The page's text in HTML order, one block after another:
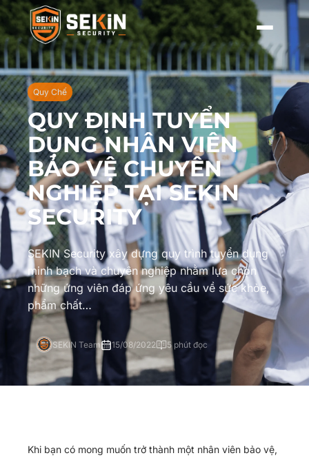
Quy Chế
QUY ĐỊNH TUYỂN
DỤNG NHÂN VIÊN
BẢO VỆ CHUYÊN
NGHIỆP TẠI SEKIN
SECURITY
SEKIN Security xây dựng quy trình tuyển dụng
minh bạch và chuyên nghiệp nhằm lựa chọn
những ứng viên đáp ứng yêu cầu về sức khỏe,
phẩm chất…
SEKIN Team 15/08/2022 5 phút đọc
Khi bạn có mong muốn trở thành một nhân viên bảo vệ,